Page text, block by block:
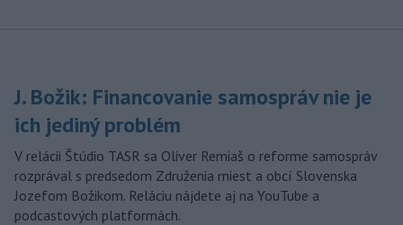
J. Božik: Financovanie samospráv nie je
ich jediný problém
V relácii Štúdio TASR sa Oliver Remiaš o reforme samospráv
rozprával s predsedom Združenia miest a obcí Slovenska
Jozefom Božikom. Reláciu nájdete aj na YouTube a
podcastových platformách.